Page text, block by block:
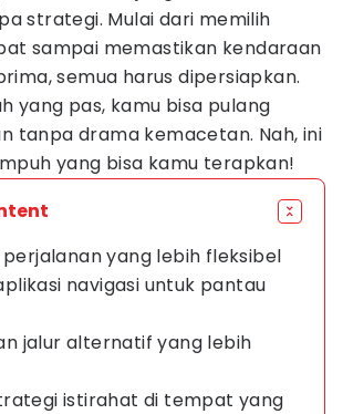
strategi. Mulai dari memilih
sampai memastikan kendaraan
semua harus dipersiapkan.
yang pas, kamu bisa pulang
tanpa drama kemacetan. Nah, ini
yang bisa kamu terapkan!
perjalanan yang lebih fleksibel
navigasi untuk pantau
jalur alternatif yang lebih
istirahat di tempat yang